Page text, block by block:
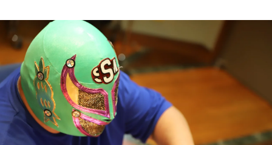
お知らせ
イベント・グッズ
YouTube
会社情報